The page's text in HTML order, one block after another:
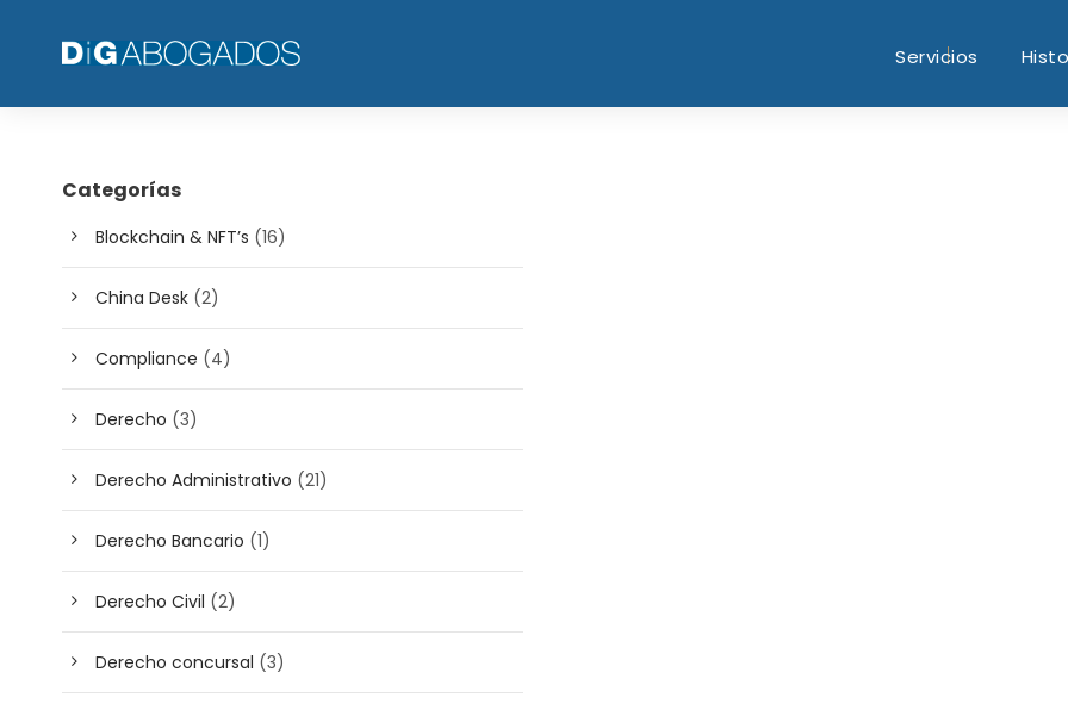
Servicios
Categorías
Blockchain & NFT’s (16)
China Desk (2)
Compliance (4)
Derecho (3)
Derecho Administrativo (21)
Derecho Bancario (1)
Derecho Civil (2)
Derecho concursal (3)